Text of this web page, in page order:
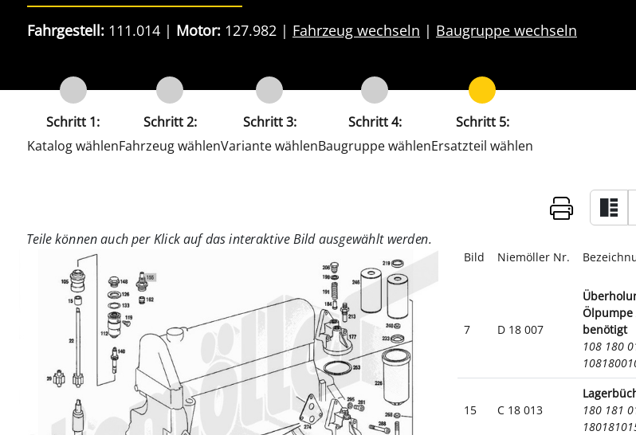
Fahrgestell: 111.014 Motor: 127.982 Fahrzeug wechseln Baugruppe wechseln
Schritt 1:
Katalog wählen
Schritt 2:
Fahrzeug wählen
Schritt 3:
Variante wählen
Schritt 4:
Baugruppe wählen
Schritt 5:
Ersatzteil wählen
Bild Niemöller Nr.
7 D 18 007
benötigt
108 180
15 C 18 013
180 181